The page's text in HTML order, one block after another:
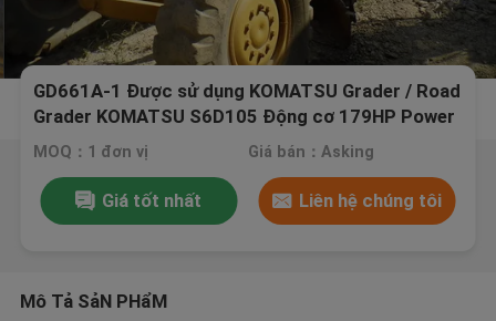
GD661A-1 Được sử dụng KOMATSU Grader / Road
Grader KOMATSU S6D105 Động cơ 179HP Power
MOQ：1 đơn vị Giá bán：Asking
Giá tốt nhất Liên hệ chúng tôi
Mô Tả SảN PHẩM